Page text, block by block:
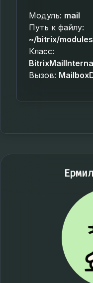
Модуль: mail
Путь к файлу:
~/bitrix/
Класс:
Вызов: